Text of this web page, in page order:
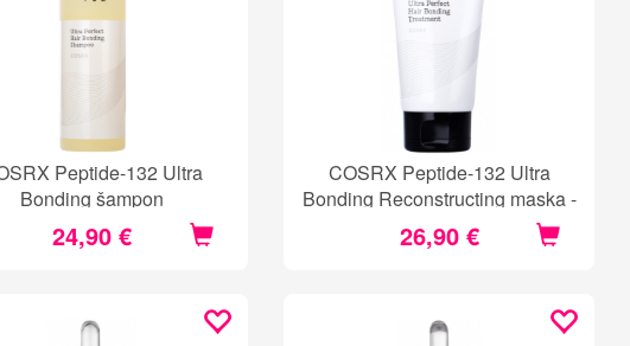
Peptide-132 Ultra
Bonding šampon
24,90 €
COSRX Peptide-132 Ultra
Bonding Reconstructing maska -
balzam
26,90 €